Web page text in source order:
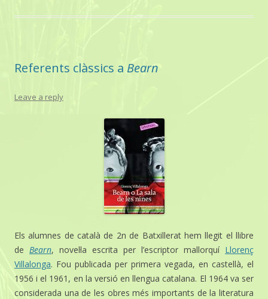
Referents clàssics a Bearn
Leave a reply
Els alumnes de català de 2n de Batxillerat hem llegit el llibre
de Bearn, novel·la escrita per l’escriptor mallorquí Llorenç
Villalonga. Fou publicada per primera vegada, en castellà, el
1956 i el 1961, en la versió en llengua catalana. El 1964 va ser
considerada una de les obres més importants de la literatura